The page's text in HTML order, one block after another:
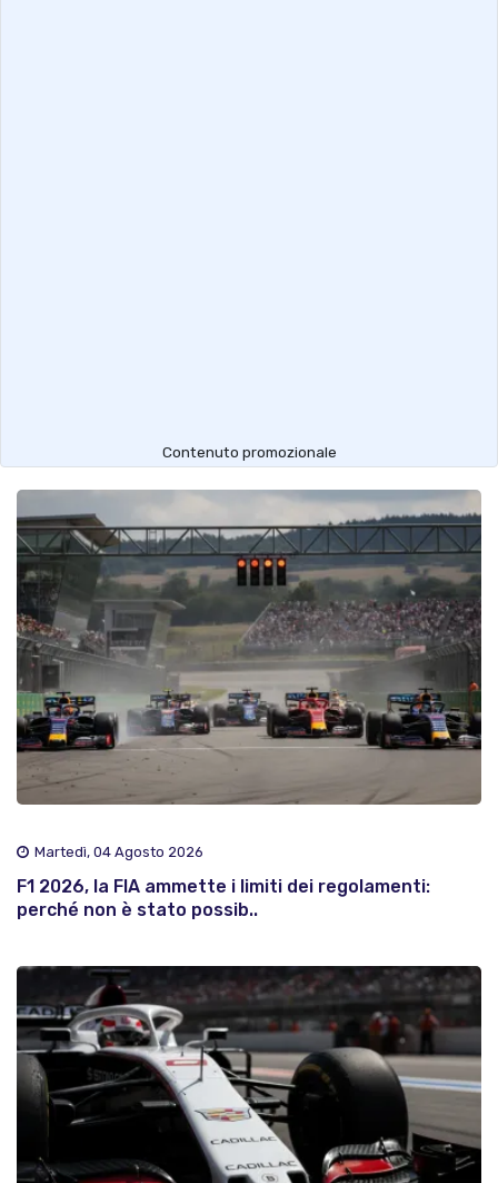
Contenuto promozionale
Martedì, 04 Agosto 2026
F1 2026, la FIA ammette i limiti dei regolamenti:
perché non è stato possib..